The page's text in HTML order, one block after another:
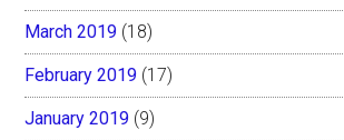
March 2019 (18)
February 2019 (17)
January 2019 (9)